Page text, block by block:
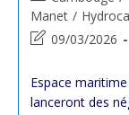
category:
Manet /
Post
modified:
09/03/2026
Espace
lanceront des